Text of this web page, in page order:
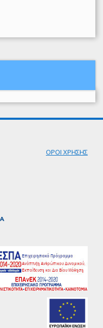
ΟΡΟΙ ΧΡΗΣΗΣ